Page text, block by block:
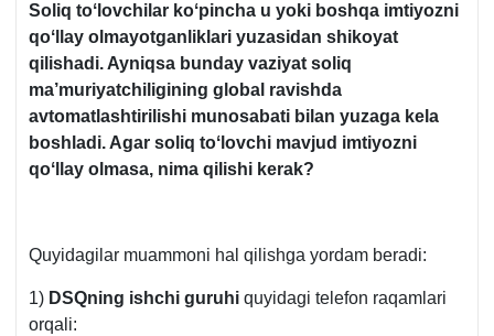
Soliq toʻlovchilar koʻpincha u yoki boshqa imtiyozni
qoʻllay olmayotganliklari yuzasidan shikoyat
qilishadi. Ayniqsa bunday vaziyat soliq
ma’muriyatchiligining global ravishda
avtomatlashtirilishi munosabati bilan yuzaga kela
boshladi. Agar soliq toʻlovchi mavjud imtiyozni
qoʻllay olmasa, nima qilishi kerak?
Quyidagilar muammoni hal qilishga yordam beradi:
1) DSQning ishchi guruhi quyidagi telefon raqamlari
orqali: